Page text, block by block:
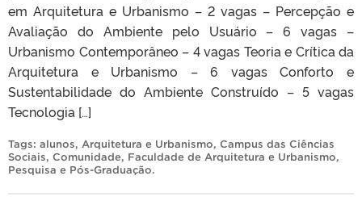
em Arquitetura e Urbanismo – 2 vagas – Percepção e
Avaliação do Ambiente pelo Usuário – 6 vagas –
Urbanismo Contemporâneo – 4 vagas Teoria e Crítica da
Arquitetura e Urbanismo – 6 vagas Conforto e
Sustentabilidade do Ambiente Construído – 5 vagas
Tecnologia […]
Tags: alunos, Arquitetura e Urbanismo, Campus das Ciências
Sociais, Comunidade, Faculdade de Arquitetura e Urbanismo,
Pesquisa e Pós-Graduação.